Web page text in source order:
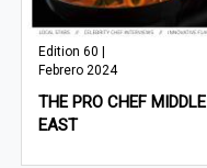
Edition 60 |
Febrero 2024
THE PRO CHEF MIDDLE
EAST